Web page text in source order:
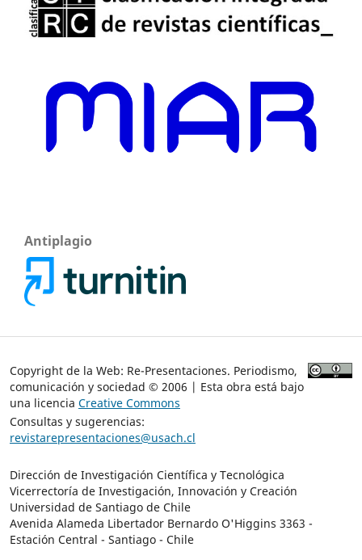
Antiplagio
Copyright de la Web: Re-Presentaciones. Periodismo,
comunicación y sociedad © 2006 | Esta obra está bajo
una licencia Creative Commons
Consultas y sugerencias:
revistarepresentaciones@usach.cl
Dirección de Investigación Científica y Tecnológica
Vicerrectoría de Investigación, Innovación y Creación
Universidad de Santiago de Chile
Avenida Alameda Libertador Bernardo O'Higgins 3363 -
Estación Central - Santiago - Chile